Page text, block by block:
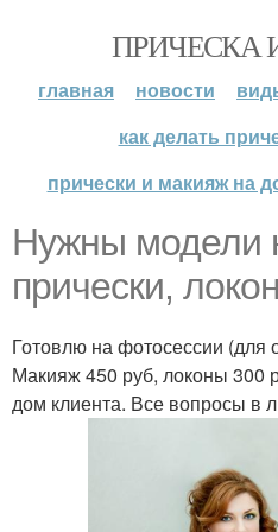
ПРИЧЕСКА
главная новости
как делать
прически и макияж на
Нужны модели
прически,
Готовлю на фотосессии (для
Макияж 450 руб, локоны 300
дом клиента. Все вопросы в